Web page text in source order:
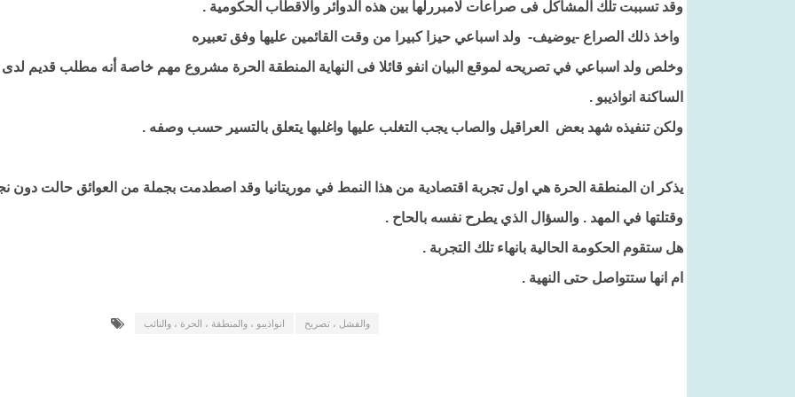
وقد تسببت تلك المشاكل فى صراعات لامبررلها بين هذه الدوائر والاقطاب الحكومية .
واخذ ذلك الصراع -يوضيف- ولد اسباعي حيزا كبيرا من وقت القائمين عليها وفق تعبيره
وخلص ولد اسباعي في تصريحه لموقع البيان انفو قائلا فى النهاية المنطقة الحرة مشروع مهم خاصة أنه مطلب قديم لدى
الساكنة انواذيبو .
ولكن تنفيذه شهد بعض العراقيل والصاب يجب التغلب عليها واغلبها يتعلق بالتسير حسب وصفه .
يذكر ان المنطقة الحرة هي اول تجربة اقتصادية من هذا النمط في موريتانيا وقد اصطدمت بجملة من العوائق حالت دون
وقتلتها في المهد . والسؤال الذي يطرح نفسه بالحاح .
هل ستقوم الحكومة الحالية بانهاء تلك التجربة .
ام انها ستتواصل حتى النهية .
انواذيبو ، والمنطقة ، الحرة ، والنائب والفشل ، تصريح